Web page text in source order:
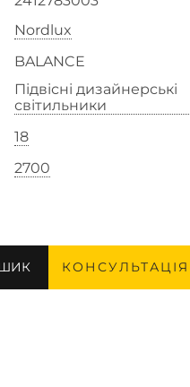
Nordlux
BALANCE
Підвісні дизайнерські
світильники
18
2700
КОНСУЛЬТАЦІЯ